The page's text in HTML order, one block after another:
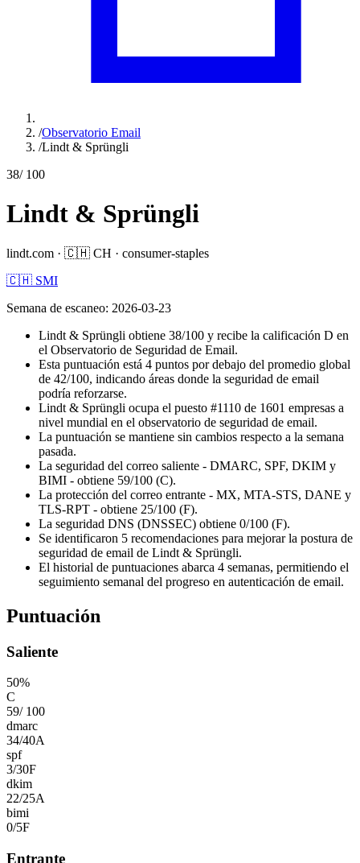
/Observatorio Email
/Lindt & Sprüngli
38/ 100
Lindt & Sprüngli
lindt.com · 🇨🇭 CH · consumer-staples
🇨🇭 SMI
Semana de escaneo: 2026-03-23
Lindt & Sprüngli obtiene 38/100 y recibe la calificación D en
el Observatorio de Seguridad de Email.
Esta puntuación está 4 puntos por debajo del promedio global
de 42/100, indicando áreas donde la seguridad de email
podría reforzarse.
Lindt & Sprüngli ocupa el puesto #1110 de 1601 empresas a
nivel mundial en el observatorio de seguridad de email.
La puntuación se mantiene sin cambios respecto a la semana
pasada.
La seguridad del correo saliente - DMARC, SPF, DKIM y
BIMI - obtiene 59/100 (C).
La protección del correo entrante - MX, MTA-STS, DANE y
TLS-RPT - obtiene 25/100 (F).
La seguridad DNS (DNSSEC) obtiene 0/100 (F).
Se identificaron 5 recomendaciones para mejorar la postura de
seguridad de email de Lindt & Sprüngli.
El historial de puntuaciones abarca 4 semanas, permitiendo el
seguimiento semanal del progreso en autenticación de email.
Puntuación
Saliente
50%
C
59/ 100
dmarc
34/40A
spf
3/30F
dkim
22/25A
bimi
0/5F
Entrante